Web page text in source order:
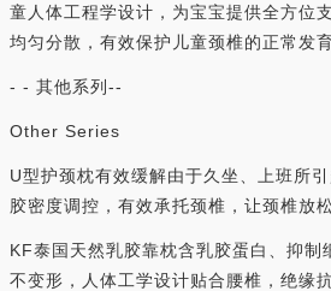
童人体工程学设计，为宝宝提供全方位
均匀分散，有效保护儿童颈椎的正常发育
- - 其他系列--
Other Series
U型护颈枕有效缓解由于久坐、上班所
胶密度调控，有效承托颈椎，让颈椎放
KF泰国天然乳胶靠枕含乳胶蛋白、抑制
不变形，人体工学设计贴合腰椎，绝缘